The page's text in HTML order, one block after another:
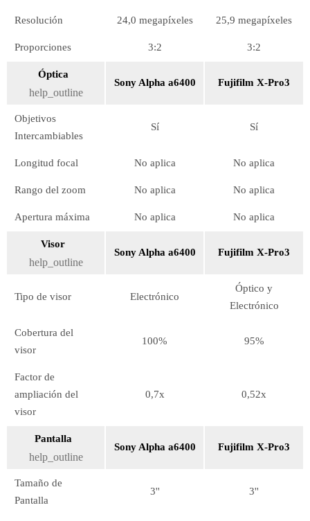
Resolución 24,0 megapíxeles 25,9 megapíxeles
Proporciones 3:2 3:2
Óptica
help_outline
Sony Alpha a6400 Fujifilm X-Pro3
Objetivos
Intercambiables
Sí Sí
Longitud focal No aplica No aplica
Rango del zoom No aplica No aplica
Apertura máxima No aplica No aplica
Visor
help_outline
Sony Alpha a6400 Fujifilm X-Pro3
Tipo de visor Electrónico
Óptico y
Electrónico
Cobertura del
visor
100% 95%
Factor de
ampliación del
visor
0,7x 0,52x
Pantalla
help_outline
Sony Alpha a6400 Fujifilm X-Pro3
Tamaño de
Pantalla
3'' 3''